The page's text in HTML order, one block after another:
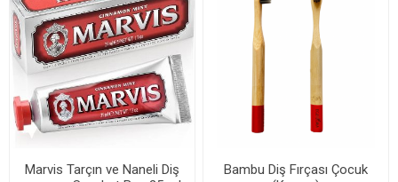
Marvis Tarçın ve Naneli Diş
Bambu Diş Fırçası Çocuk